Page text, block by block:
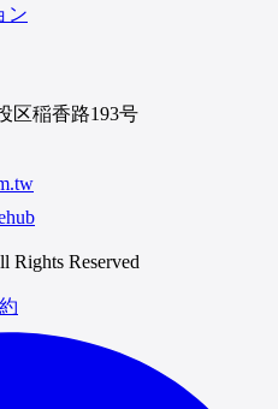
ン
区稲香路193号
Reserved